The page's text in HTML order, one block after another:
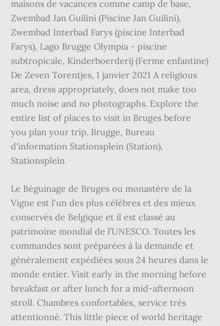
maisons de vacances comme camp de base,
Zwembad Jan Guilini (Piscine Jan Guilini),
Zwembad Interbad Farys (piscine Interbad
Farys), Lago Brugge Olympia - piscine
subtropicale, Kinderboerderij (Ferme enfantine)
De Zeven Torentjes, 1 janvier 2021 A religious
area, dress appropriately, does not make too
much noise and no photographs. Explore the
entire list of places to visit in Bruges before
you plan your trip. Brugge, Bureau
d'information Stationsplein (Station),
Stationsplein
Le Béguinage de Bruges ou monastère de la
Vigne est l'un des plus célèbres et des mieux
conservés de Belgique et il est classé au
patrimoine mondial de l’UNESCO. Toutes les
commandes sont préparées à la demande et
généralement expédiées sous 24 heures dans le
monde entier. Visit early in the morning before
breakfast or after lunch for a mid-afternoon
stroll. Chambres confortables, service très
attentionné. This little piece of world heritage